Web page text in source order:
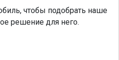
чтобы подобрать наше
решение для него.